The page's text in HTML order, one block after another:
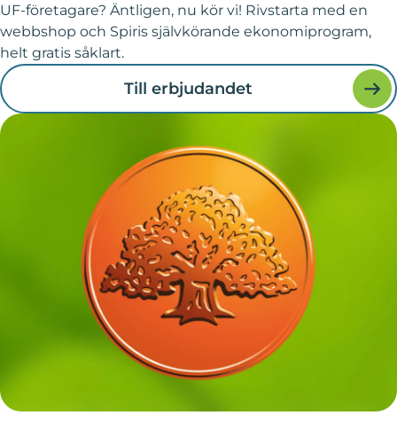
UF-företagare? Äntligen, nu kör vi! Rivstarta med en
webbshop och Spiris självkörande ekonomiprogram,
helt gratis såklart.
Till erbjudandet